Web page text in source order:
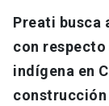
Preati busca
con
indígena en
construcción